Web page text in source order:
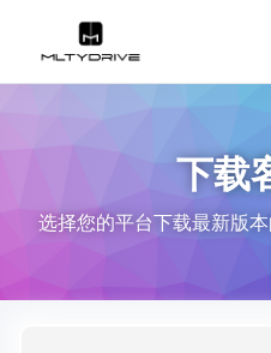
下载
选择您的平台下载最新版